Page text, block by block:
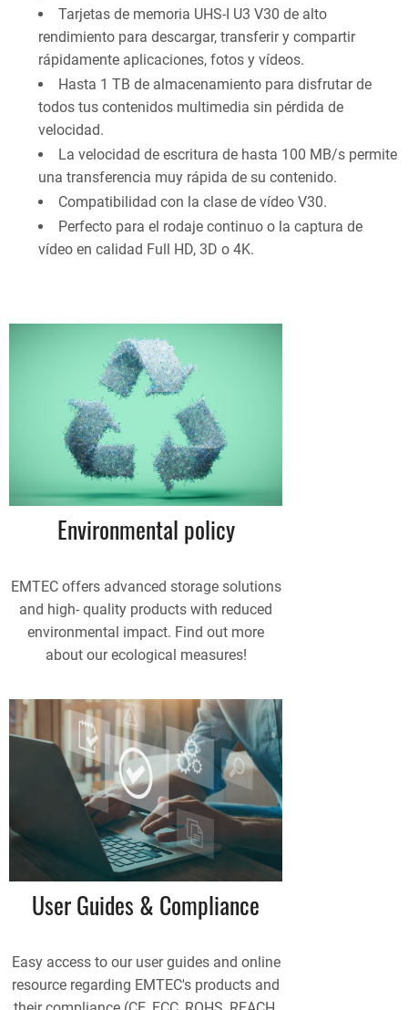
Tarjetas de memoria UHS-I U3 V30 de alto
rendimiento para descargar, transferir y compartir
rápidamente aplicaciones, fotos y vídeos.
Hasta 1 TB de almacenamiento para disfrutar de
todos tus contenidos multimedia sin pérdida de
velocidad.
La velocidad de escritura de hasta 100 MB/s permite
una transferencia muy rápida de su contenido.
Compatibilidad con la clase de vídeo V30.
Perfecto para el rodaje continuo o la captura de
vídeo en calidad Full HD, 3D o 4K.
Environmental policy
EMTEC offers advanced storage solutions
and high- quality products with reduced
environmental impact. Find out more
about our ecological measures!
User Guides & Compliance
Easy access to our user guides and online
resource regarding EMTEC's products and